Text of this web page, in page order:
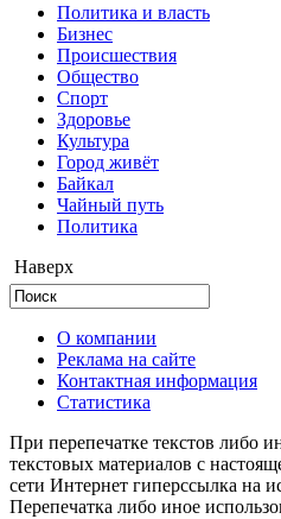
Политика и власть
Бизнес
Происшествия
Общество
Cпорт
Здоровье
Культура
Город живёт
Байкал
Чайный путь
Политика
Наверх
О компании
Реклама на сайте
Контактная информация
Статистика
При перепечатке текстов либо
текстовых материалов с
сети Интернет гиперссылка на
Перепечатка либо иное